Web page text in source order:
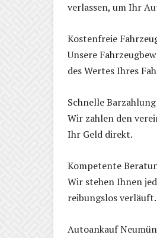
verlassen, um Ihr
Kostenfreie
Unsere
des Wertes Ihres
Schnelle
Wir zahlen den
Ihr Geld direkt.
Kompetente
Wir stehen Ihnen
reibungslos verläuft.
Autoankauf